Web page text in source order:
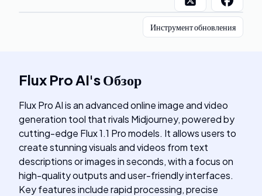
Инструмент обновления
Flux Pro AI'sОбзор
Flux Pro AI is an advanced online image and video
generation tool that rivals Midjourney, powered by
cutting-edge Flux 1.1 Pro models. It allows users to
create stunning visuals and videos from text
descriptions or images in seconds, with a focus on
high-quality outputs and user-friendly interfaces.
Key features include rapid processing, precise